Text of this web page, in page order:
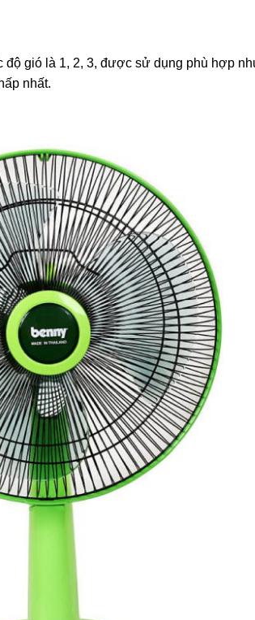
độ gió là 1, 2, 3, được sử dụng phù hợp
nhất.